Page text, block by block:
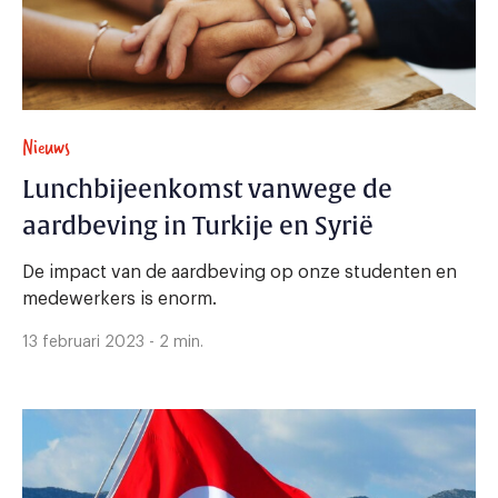
Nieuws
Lunchbijeenkomst vanwege de
aardbeving in Turkije en Syrië
De impact van de aardbeving op onze studenten en
medewerkers is enorm.
13 februari 2023 - 2 min.